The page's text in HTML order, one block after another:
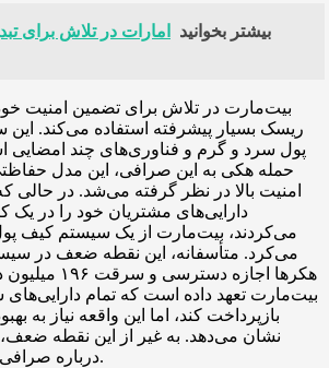
بیشتر بخوانید
امارات در تلاش برای
بیت‌مارت در تلاش برای تضمین امنیت
ریسک بسیار پیشرفته استفاده می‌کند.
پول سرد و گرم و فناوری‌های چند امضایی
حمله هکی به این صرافی، این مدل
امنیت بالا در نظر گرفته می‌شد. در حالی
دارایی‌های مشتریان خود را در یک
می‌کردند، بیت‌مارت از یک سیستم کیف
می‌کرد. متأسفانه، این نقطه ضعف در
هکرها اجازه
بیت‌مارت تعهد داده است که تمام
بازپرداخت کند، اما این واقعه نیاز به
نشان می‌دهد. به غیر از این نقطه
درباره صرافی بیت‌مارت وجود ندارد.